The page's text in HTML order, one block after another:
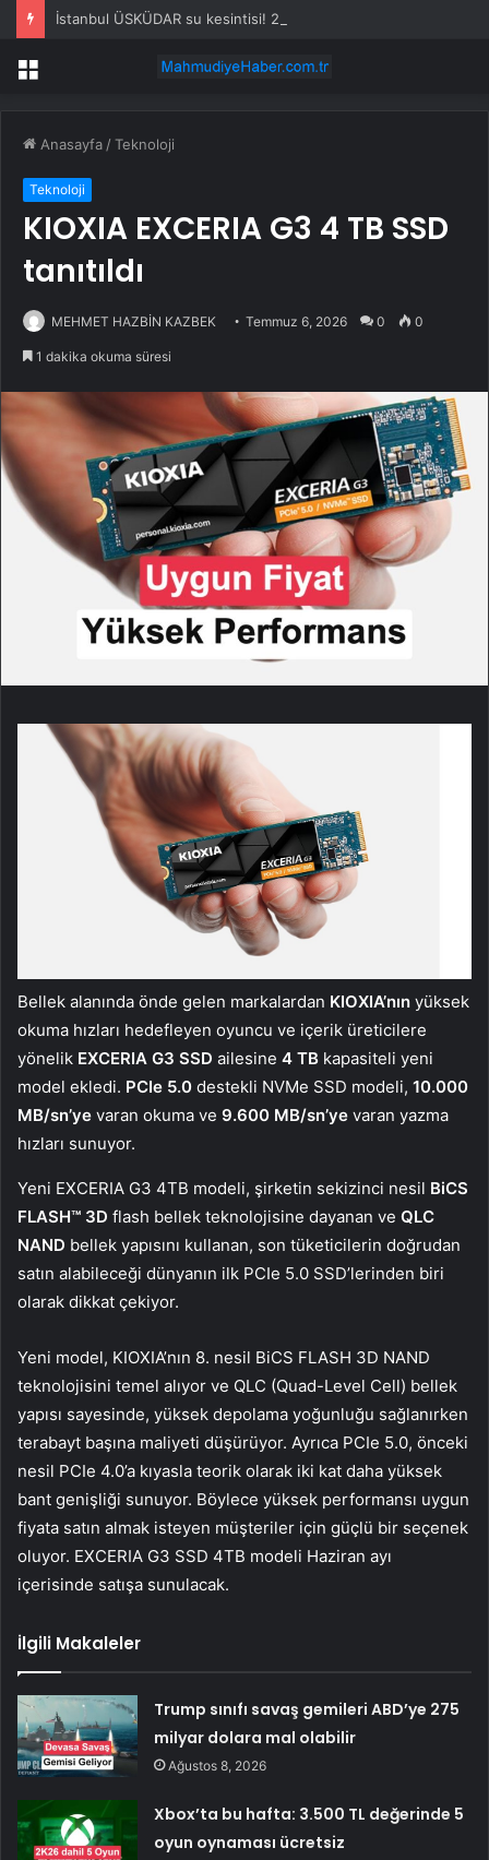
Menü
Anasayfa /Teknoloji
Teknoloji
KIOXIA EXCERIA G3 4 TB SSD
tanıtıldı
MEHMET HAZBİN KAZBEK Temmuz 6, 2026 0 0
1 dakika okuma süresi
Bellek alanında önde gelen markalardan KIOXIA’nın yüksek
okuma hızları hedefleyen oyuncu ve içerik üreticilere
yönelik EXCERIA G3 SSD ailesine 4 TB kapasiteli yeni
model ekledi. PCIe 5.0 destekli NVMe SSD modeli, 10.000
MB/sn’ye varan okuma ve 9.600 MB/sn’ye varan yazma
hızları sunuyor.
Yeni EXCERIA G3 4TB modeli, şirketin sekizinci nesil BiCS
FLASH™ 3D flash bellek teknolojisine dayanan ve QLC
NAND bellek yapısını kullanan, son tüketicilerin doğrudan
satın alabileceği dünyanın ilk PCIe 5.0 SSD’lerinden biri
olarak dikkat çekiyor.
Yeni model, KIOXIA’nın 8. nesil BiCS FLASH 3D NAND
teknolojisini temel alıyor ve QLC (Quad-Level Cell) bellek
yapısı sayesinde, yüksek depolama yoğunluğu sağlanırken
terabayt başına maliyeti düşürüyor. Ayrıca PCIe 5.0, önceki
nesil PCIe 4.0’a kıyasla teorik olarak iki kat daha yüksek
bant genişliği sunuyor. Böylece yüksek performansı uygun
fiyata satın almak isteyen müşteriler için güçlü bir seçenek
oluyor. EXCERIA G3 SSD 4TB modeli Haziran ayı
içerisinde satışa sunulacak.
İlgili Makaleler
Trump sınıfı savaş gemileri ABD’ye 275
milyar dolara mal olabilir
Ağustos 8, 2026
Xbox’ta bu hafta: 3.500 TL değerinde 5
oyun oynaması ücretsiz